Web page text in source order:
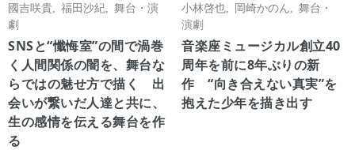
國吉咲貴
福田沙紀
舞台・演
劇
SNSと“懺悔室”の間で渦巻
く人間関係の闇を、舞台な
らではの魅せ方で描く 出
会いが繋いだ人達と共に、
生の感情を伝える舞台を作
る
小林啓也
岡崎かのん
舞台・
演劇
音楽座ミュージカル創立40
周年を前に8年ぶりの新
作 “向き合えない真実”を
抱えた少年を描き出す